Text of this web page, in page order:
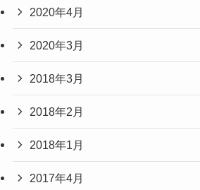
2020年4月
2020年3月
2018年3月
2018年2月
2018年1月
2017年4月